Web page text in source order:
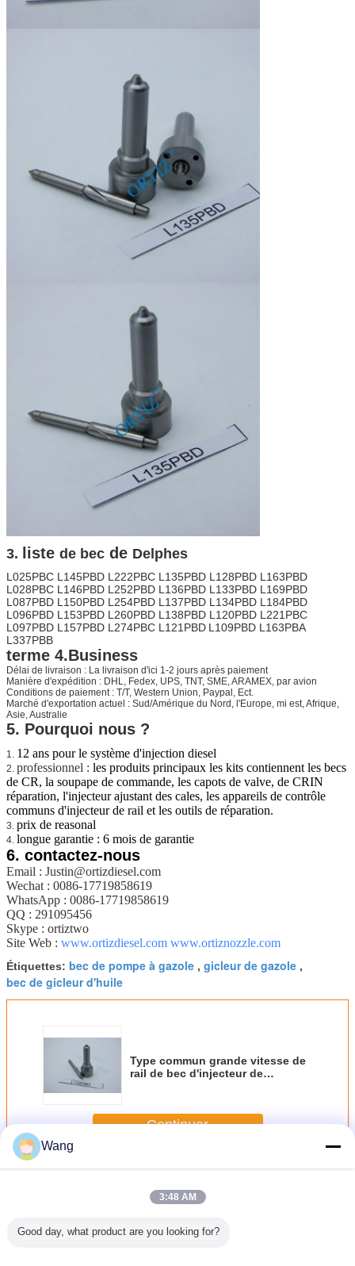
3. liste de bec de Delphes
L025PBC L145PBD L222PBC L135PBD L128PBD L163PBD
L028PBC L146PBD L252PBD L136PBD L133PBD L169PBD
L087PBD L150PBD L254PBD L137PBD L134PBD L184PBD
L096PBD L153PBD L260PBD L138PBD L120PBD L221PBC
L097PBD L157PBD L274PBC L121PBD L109PBD L163PBA
L337PBB
terme 4.Business
Délai de livraison : La livraison d'ici 1-2 jours après paiement
Manière d'expédition : DHL, Fedex, UPS, TNT, SME, ARAMEX, par avion
Conditions de paiement : T/T, Western Union, Paypal, Ect.
Marché d'exportation actuel : Sud/Amérique du Nord, l'Europe, mi est, Afrique,
Asie, Australie
5. Pourquoi nous ?
1. 12 ans pour le système d'injection diesel
2. professionnel : les produits principaux les kits contiennent les becs
de CR, la soupape de commande, les capots de valve, de CRIN
réparation, l'injecteur ajustant des cales, les appareils de contrôle
communs d'injecteur de rail et les outils de réparation.
3. prix de reasonal
4. longue garantie : 6 mois de garantie
6. contactez-nous
Email : Justin@ortizdiesel.com
Wechat : 0086-17719858619
WhatsApp : 0086-17719858619
QQ : 291095456
Skype : ortiztwo
Site Web : www.ortizdiesel.com www.ortiznozzle.com
Étiquettes: bec de pompe à gazole , gicleur de gazole ,
bec de gicleur d'huile
Type commun grande vitesse de
rail de bec d'injecteur de
Continuer
PlusBec d'injecteur de Delphes
Wang
3:48 AM
Good day, what product are you looking for?